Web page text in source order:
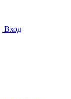
Вход